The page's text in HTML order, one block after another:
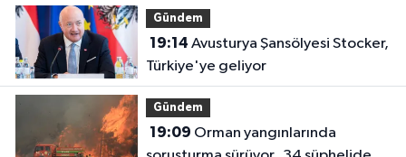
Gündem
19:14
Türkiye'ye geliyor
Gündem
19:09